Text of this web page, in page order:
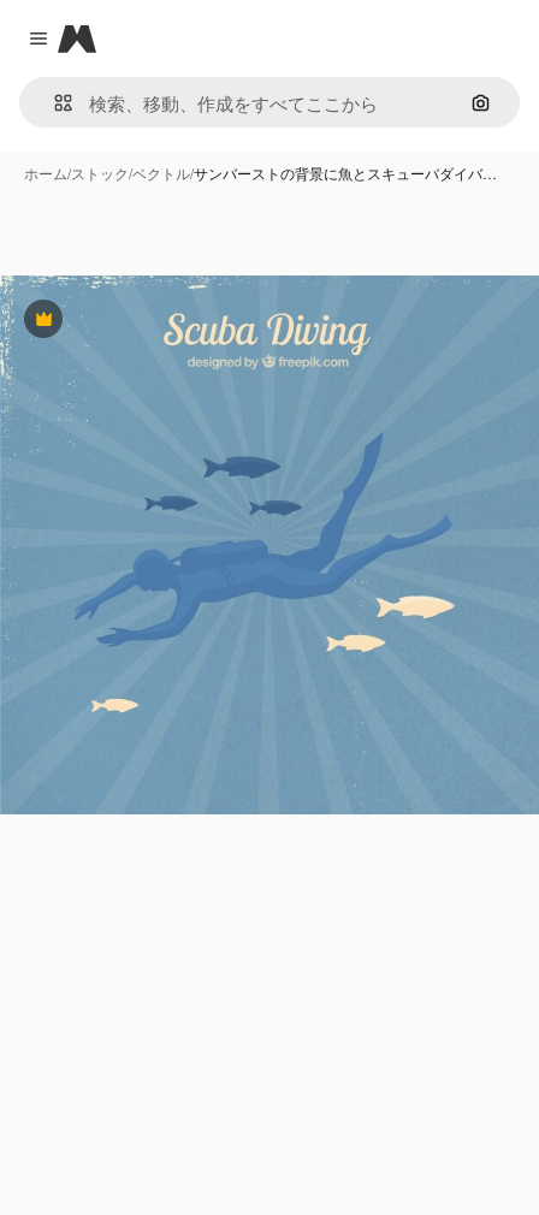
Close menu
Magnific
画像で
ホーム/ストック/ベクトル/サンバーストの背景に魚とスキューバダイバ…
Premium